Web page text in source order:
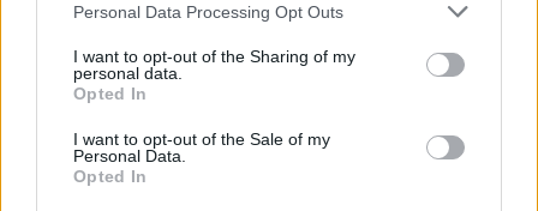
Personal Data Processing Opt Outs
I want to opt-out of the Sharing of my
personal data.
Opted In
I want to opt-out of the Sale of my
Personal Data.
Opted In